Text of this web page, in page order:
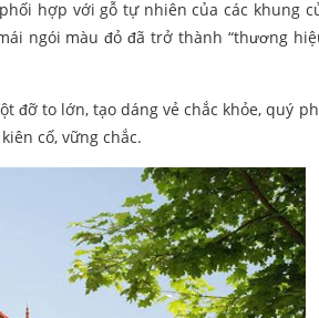
hợp với gỗ tự nhiên của các khung
ngói màu đỏ đã trở thành “thương
đỡ to lớn, tạo dáng vẻ chắc khỏe, quý
cố, vững chắc.